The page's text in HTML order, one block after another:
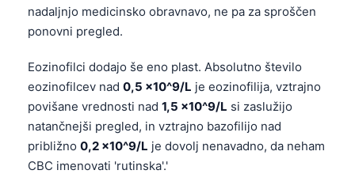
nadaljnjo medicinsko obravnavo, ne pa za sproščen
ponovni pregled.
Eozinofilci dodajo še eno plast. Absolutno število
eozinofilcev nad 0,5 ×10^9/L je eozinofilija, vztrajno
povišane vrednosti nad 1,5 ×10^9/L si zaslužijo
natančnejši pregled, in vztrajno bazofilijo nad
približno 0,2 ×10^9/L je dovolj nenavadno, da neham
CBC imenovati 'rutinska'.'